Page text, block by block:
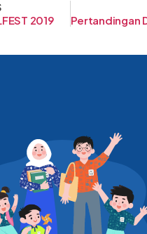
2019